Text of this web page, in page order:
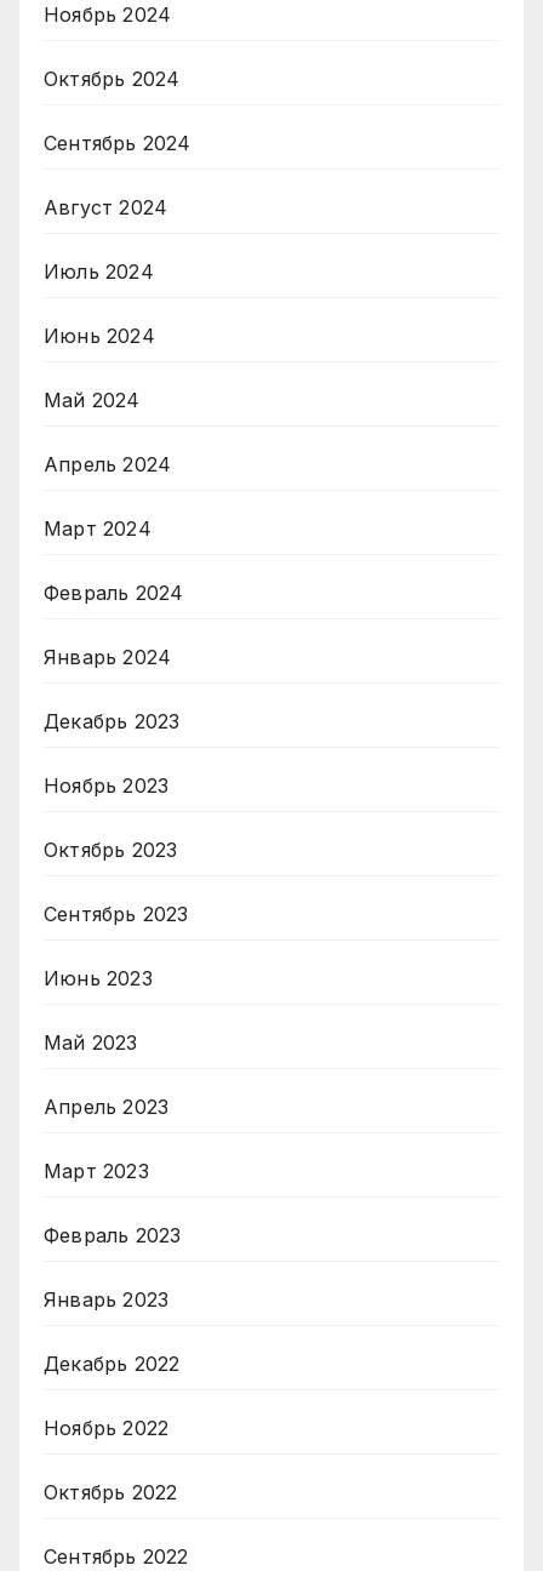
Ноябрь 2024
Октябрь 2024
Сентябрь 2024
Август 2024
Июль 2024
Июнь 2024
Май 2024
Апрель 2024
Март 2024
Февраль 2024
Январь 2024
Декабрь 2023
Ноябрь 2023
Октябрь 2023
Сентябрь 2023
Июнь 2023
Май 2023
Апрель 2023
Март 2023
Февраль 2023
Январь 2023
Декабрь 2022
Ноябрь 2022
Октябрь 2022
Сентябрь 2022